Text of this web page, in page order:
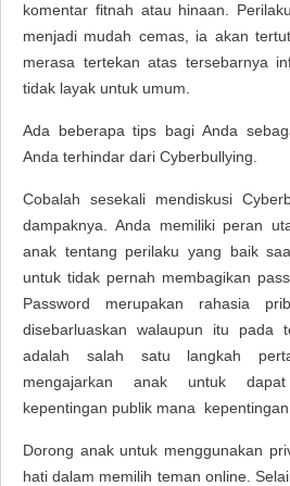
komentar fitnah atau hinaan.
menjadi mudah cemas, ia akan
merasa tertekan atas tersebarnya
tidak layak untuk umum.
Ada beberapa tips bagi Anda
Anda terhindar dari Cyberbullying
Cobalah sesekali mendiskusi
dampaknya.
Anda memiliki peran
anak tentang perilaku yang baik
untuk tidak pernah membagikan
Password merupakan rahasia
disebarluaskan walaupun itu pada
adalah salah satu langkah
mengajarkan anak untuk
kepentingan publik mana kepentingan
Dorong anak untuk menggunakan
hati dalam memilih teman online.